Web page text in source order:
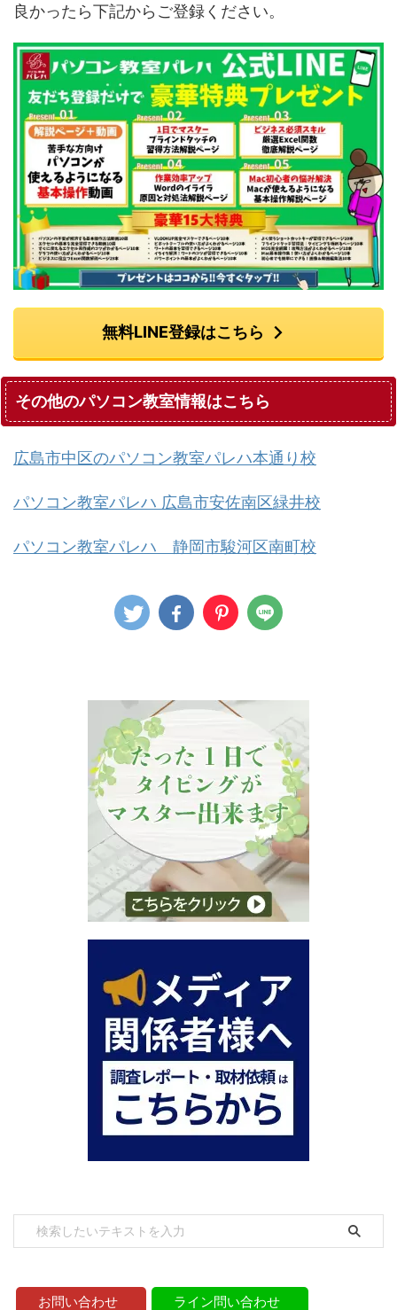
良かったら下記からご登録ください。
無料LINE登録はこちら
その他のパソコン教室情報はこちら
広島市中区のパソコン教室パレハ本通り校
パソコン教室パレハ 広島市安佐南区緑井校
パソコン教室パレハ 静岡市駿河区南町校
お問い合わせ ライン問い合わせ